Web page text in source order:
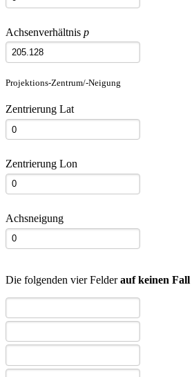
Achsenverhältnis p
Projektions-Zentrum/-Neigung
Zentrierung Lat
Zentrierung Lon
Achsneigung
Die folgenden vier Felderauf keinen Fall